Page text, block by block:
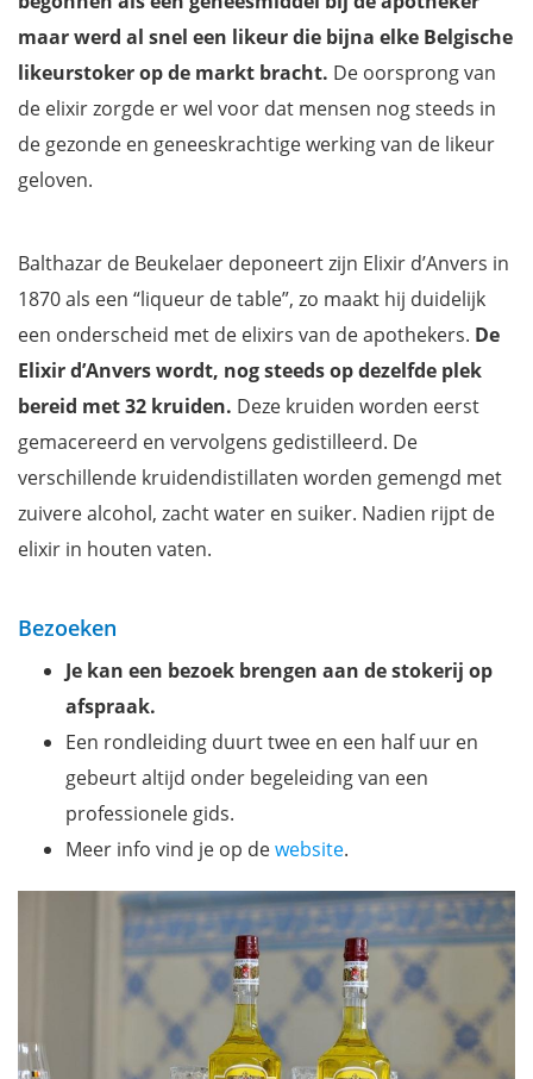
maar werd al snel een likeur die bijna elke Belgische
likeurstoker op de markt bracht. De oorsprong van
de elixir zorgde er wel voor dat mensen nog steeds in
de gezonde en geneeskrachtige werking van de likeur
geloven.
Balthazar de Beukelaer deponeert zijn Elixir d’Anvers in
1870 als een “liqueur de table”, zo maakt hij duidelijk
een onderscheid met de elixirs van de apothekers. De
Elixir d’Anvers wordt, nog steeds op dezelfde plek
bereid met 32 kruiden. Deze kruiden worden eerst
gemacereerd en vervolgens gedistilleerd. De
verschillende kruidendistillaten worden gemengd met
zuivere alcohol, zacht water en suiker. Nadien rijpt de
elixir in houten vaten.
Bezoeken
Je kan een bezoek brengen aan de stokerij op
afspraak.
Een rondleiding duurt twee en een half uur en
gebeurt altijd onder begeleiding van een
professionele gids.
Meer info vind je op dewebsite.